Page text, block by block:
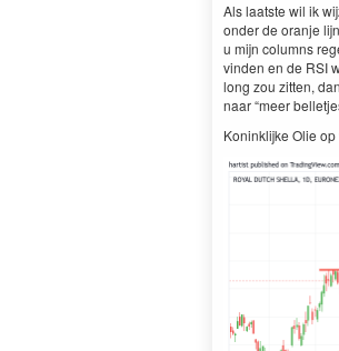
Als laat­ste wil ik
onder de oran­je
u mijn columns
vin­den en de RSI
long zou zit­ten,
naar“meer
Konin­klijke Olie